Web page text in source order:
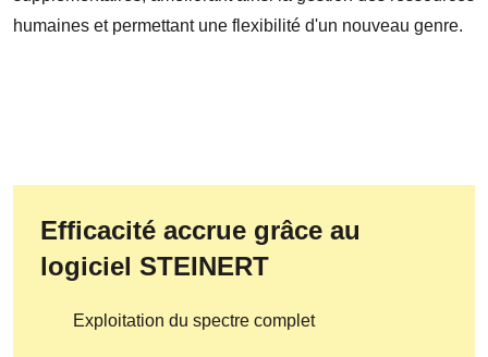
humaines et permettant une flexibilité d'un nouveau genre.
Efficacité accrue grâce au
logiciel STEINERT
Exploitation du spectre complet